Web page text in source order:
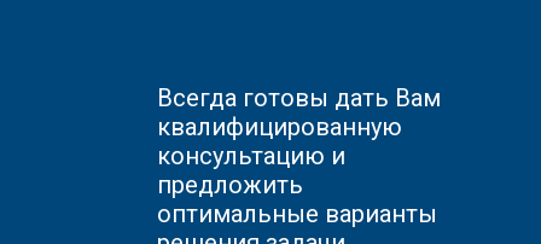
Всегда готовы дать Вам
квалифицированную
консультацию и
предложить
оптимальные варианты